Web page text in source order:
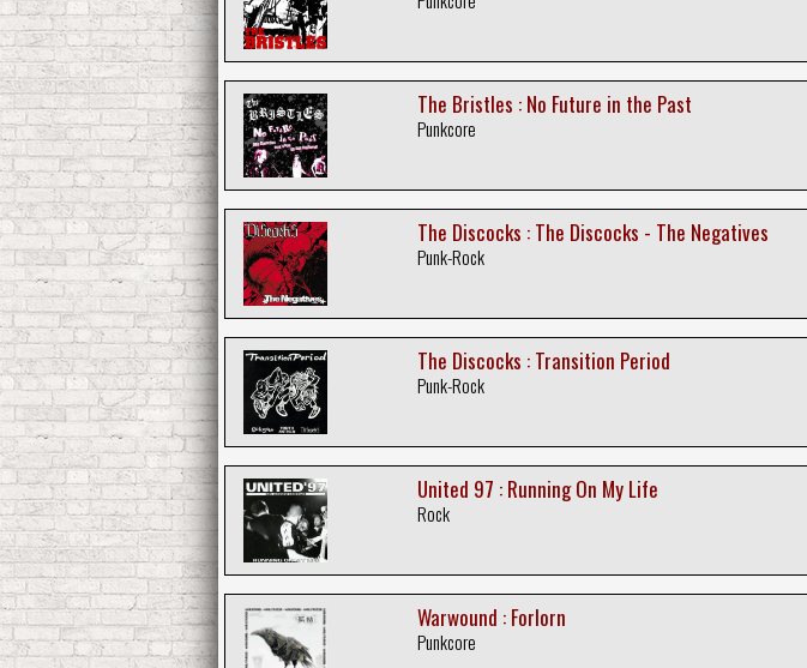
The Bristles : No Future in the Past
Punkcore
The Discocks : The Discocks - The Negatives
Punk-Rock
The Discocks : Transition Period
Punk-Rock
United 97 : Running On My Life
Rock
Warwound : Forlorn
Punkcore